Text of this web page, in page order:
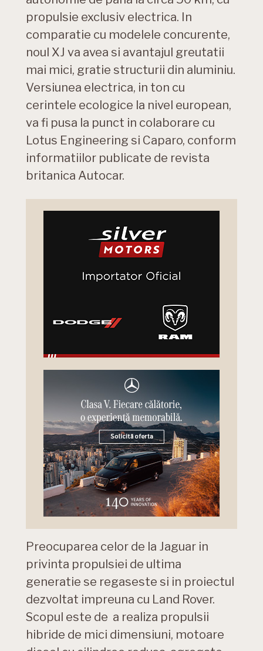
propulsie exclusiv electrica. In
comparatie cu modelele concurente,
noul XJ va avea si avantajul greutatii
mai mici, gratie structurii din aluminiu.
Versiunea electrica, in ton cu
cerintele ecologice la nivel european,
va fi pusa la punct in colaborare cu
Lotus Engineering si Caparo, conform
informatiilor publicate de revista
britanica Autocar.
Preocuparea celor de la Jaguar in
privinta propulsiei de ultima
generatie se regaseste si in proiectul
dezvoltat impreuna cu Land Rover.
Scopul este de a realiza propulsii
hibride de mici dimensiuni, motoare